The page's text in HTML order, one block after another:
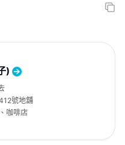
)
號地舖
咖啡店